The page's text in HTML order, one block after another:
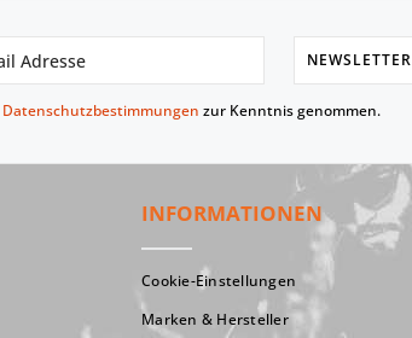
Datenschutzbestimmungen zur Kenntnis genommen.
INFORMATIONEN
Cookie-Einstellungen
Marken & Hersteller